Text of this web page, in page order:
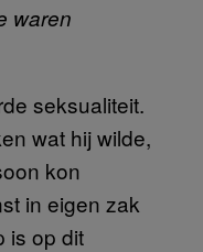
waren
seksualiteit.
wat hij wilde,
kon
in eigen zak
is op dit